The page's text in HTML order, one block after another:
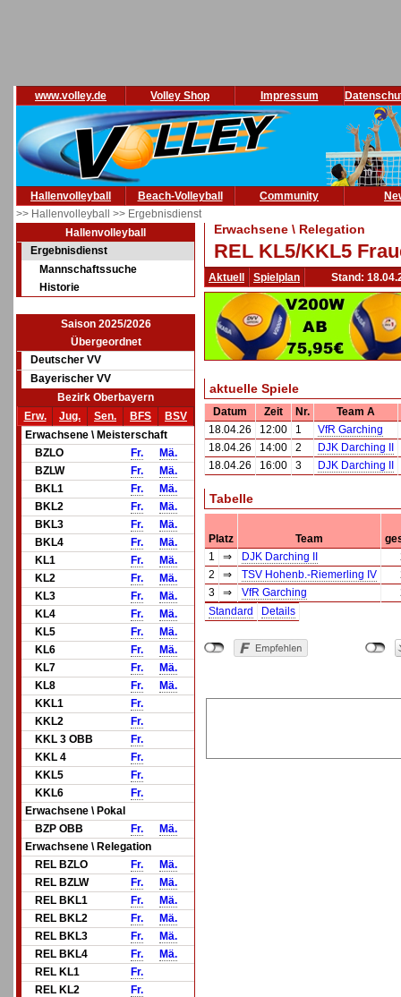
www.volley.de Volley Shop Impressum
Hallenvolleyball Beach-Volleyball Community
>> Hallenvolleyball >> Ergebnisdienst
Hallenvolleyball
Ergebnisdienst
Mannschaftssuche
Historie
Saison 2025/2026
Übergeordnet
Deutscher VV
Bayerischer VV
Bezirk Oberbayern
Erw.
Jug. Sen. BFS
BSV
Erwachsene \ Meisterschaft
BZLO
Fr.
Mä.
BZLW
Fr.
Mä.
BKL1
Fr.
Mä.
BKL2
Fr.
Mä.
BKL3
Fr.
Mä.
BKL4
Fr.
Mä.
KL1
Fr.
Mä.
KL2
Fr.
Mä.
KL3
Fr.
Mä.
KL4
Fr.
Mä.
KL5
Fr.
Mä.
KL6
Fr.
Mä.
KL7
Fr.
Mä.
KL8
Fr.
Mä.
KKL1
Fr.
KKL2
Fr.
KKL 3 OBB
Fr.
KKL 4
Fr.
KKL5
Fr.
KKL6
Fr.
Erwachsene \ Pokal
BZP OBB
Fr.
Mä.
Erwachsene \ Relegation
REL BZLO
Fr.
Mä.
REL BZLW
Fr.
Mä.
REL BKL1
Fr.
Mä.
REL BKL2
Fr.
Mä.
REL BKL3
Fr.
Mä.
REL BKL4
Fr.
Mä.
REL KL1
Fr.
REL KL2
Fr.
Erwachsene \ Relegation
REL KL5/KKL5
Aktuell Spielplan Stand:
aktuelle Spiele
Datum Zeit Nr.
Team A
18.04.26
12:00 1
VfR Garching
18.04.26
14:00 2
DJK Darching II
18.04.26
16:00 3 DJK Darching II
Tabelle
Platz Team
1
⇒ DJK Darching II
2
⇒ TSV Hohenb.-Riemerling IV
3
⇒ VfR Garching
Standard
Details